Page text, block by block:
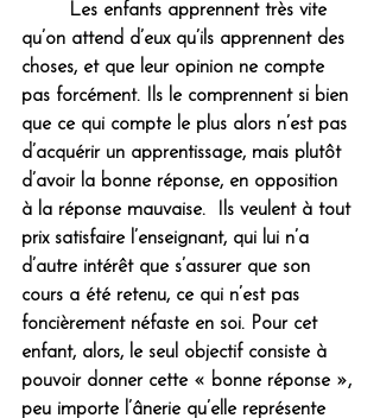
qu’on attend d’eux qu’ils apprennent des
choses, et que leur opinion ne compte
pas forcément. Ils le comprennent si bien
que ce qui compte le plus alors n’est pas
d’acquérir un apprentissage, mais plutôt
d’avoir la bonne réponse, en opposition
à la réponse mauvaise.  Ils veulent à tout
prix satisfaire l’enseignant, qui lui n’a
d’autre intérêt que s’assurer que son
cours a été retenu, ce qui n’est pas
foncièrement néfaste en soi. Pour cet
enfant, alors, le seul objectif consiste à
pouvoir donner cette « bonne réponse »,
peu importe l’ânerie qu’elle représente